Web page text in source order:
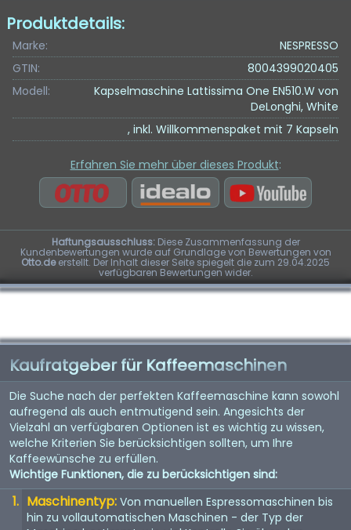
Produktdetails:
Marke:
NESPRESSO
GTIN:
8004399020405
Modell:
Kapselmaschine Lattissima One EN510.W von
DeLonghi, White
, inkl. Willkommenspaket mit 7 Kapseln
Erfahren Sie mehr über dieses Produkt:
Haftungsausschluss:Diese Zusammenfassung der
Kundenbewertungen wurde auf Grundlage von Bewertungen von
Otto.deerstellt. Der Inhalt dieser Seite spiegelt die zum 29.04.2025
verfügbaren Bewertungen wider.
Kaufratgeber für Kaffeemaschinen
Die Suche nach der perfekten Kaffeemaschine kann sowohl
aufregend als auch entmutigend sein. Angesichts der
Vielzahl an verfügbaren Optionen ist es wichtig zu wissen,
welche Kriterien Sie berücksichtigen sollten, um Ihre
Kaffeewünsche zu erfüllen.
Wichtige Funktionen, die zu berücksichtigen sind:
Maschinentyp: Von manuellen Espressomaschinen bis
hin zu vollautomatischen Maschinen - der Typ der